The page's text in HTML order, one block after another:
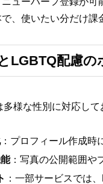
、使いたい分だけ課
LGBTQ配慮の
様な性別に対応し
：プロフィール作成時
：写真の公開範囲や
：一部サービスでは